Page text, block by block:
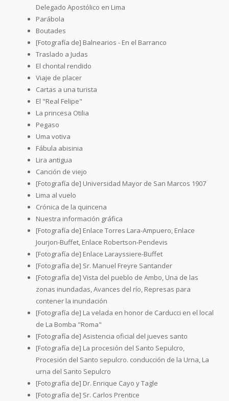
Delegado Apostólico en Lima
Parábola
Boutades
[Fotografía de] Balnearios - En el Barranco
Traslado a Judas
El chontal rendido
Viaje de placer
Cartas a una turista
El "Real Felipe"
La princesa Otilia
Pegaso
Uma votiva
Fábula abisinia
Lira antigua
Canción de viejo
[Fotografía de] Universidad Mayor de San Marcos 1907
Lima al vuelo
Crónica de la quincena
Nuestra información gráfica
[Fotografía de] Enlace Torres Lara-Ampuero, Enlace
Jourjon-Buffet, Enlace Robertson-Pendevis
[Fotografía de] Enlace Larayssiere-Buffet
[Fotografía de] Sr. Manuel Freyre Santander
[Fotografía de] Vista del pueblo de Ambo, Una de las
zonas inundadas, Avances del río, Represas para
contener la inundación
[Fotografía de] La velada en honor de Carducci en el local
de La Bomba "Roma"
[Fotografía de] Asistencia oficial del jueves santo
[Fotografía de] La procesión del Santo Sepulcro,
Procesión del Santo sepulcro. conducción de la Urna, La
urna del Santo Sepulcro
[Fotografía de] Dr. Enrique Cayo y Tagle
[Fotografía de] Sr. Carlos Prentice